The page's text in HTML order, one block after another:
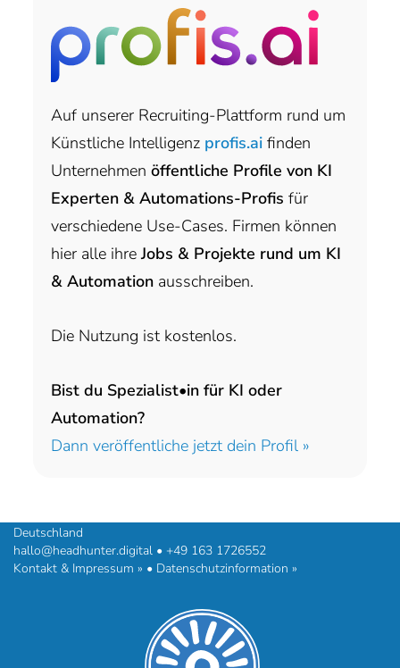
Auf unserer Recruiting-Plattform rund um
Künstliche Intelligenz profis.ai finden
Unternehmen öffentliche Profile von KI
Experten & Automations-Profis für
verschiedene Use-Cases. Firmen können
hier alle ihreJobs & Projekte rund um KI
& Automation ausschreiben.
Die Nutzung ist kostenlos.
Bist du Spezialist•in für KI oder
Automation?
Dann veröffentliche jetzt dein Profil »
Deutschland
hallo@headhunter.digital • +49 163 1726552
Kontakt & Impressum » • Datenschutzinformation »